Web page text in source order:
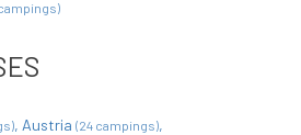
Austria (24 campings)